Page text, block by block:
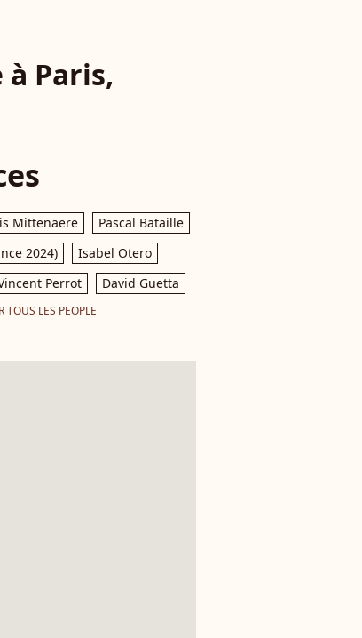
Paris,
Mittenaere
Pascal Bataille
2024)
Isabel Otero
Perrot David Guetta
TOUS LES PEOPLE